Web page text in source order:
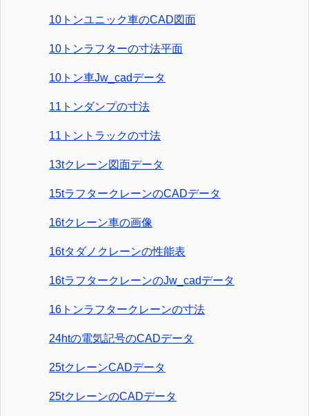
10トンユニック車のCAD図面
10トンラフターの寸法平面
10トン車Jw_cadデータ
11トンダンプの寸法
11トントラックの寸法
13tクレーン図面データ
15tラフタークレーンのCADデータ
16tクレーン車の画像
16tタダノクレーンの性能表
16tラフタークレーンのJw_cadデータ
16トンラフタークレーンの寸法
24htの電気記号のCADデータ
25tクレーンCADデータ
25tクレーンのCADデータ